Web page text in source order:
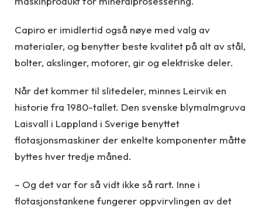
Capiro er imidlertid også nøye med valg av
materialer, og benytter beste kvalitet på alt av stål,
bolter, akslinger, motorer, gir og elektriske deler.
Når det kommer til slitedeler, minnes Leirvik en
historie fra 1980-tallet. Den svenske blymalmgruva
Laisvall i Lappland i Sverige benyttet
flotasjonsmaskiner der enkelte komponenter måtte
byttes hver tredje måned.
– Og det var for så vidt ikke så rart. Inne i
flotasjonstankene fungerer oppvirvlingen av det